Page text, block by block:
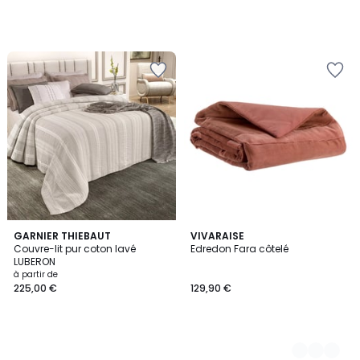
GARNIER THIEBAUT
Couvre-lit pur coton lavé
LUBERON
à partir de
225,00 €
VIVARAISE
Edredon Fara côtelé
129,90 €
3
Couleurs